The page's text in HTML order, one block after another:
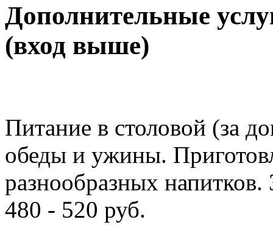
Дополнительные
(вход выше)
Питание в столовой (за
обеды и ужины.
разнообразных
480 - 520 руб.